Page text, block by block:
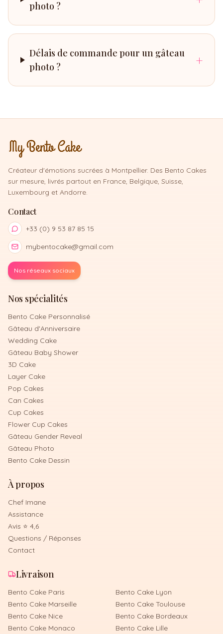
photo ?
Délais de commande pour un gâteau
photo ?
+
Créateur d'émotions sucrées à Montpellier. Des Bento Cakes
sur mesure, livrés partout en France, Belgique, Suisse,
Luxembourg et Andorre.
Contact
+33 (0) 9 53 87 85 15
mybentocake@gmail.com
Nos réseaux sociaux
Nos spécialités
Bento Cake Personnalisé
Gâteau d'Anniversaire
Wedding Cake
Gâteau Baby Shower
3D Cake
Layer Cake
Pop Cakes
Can Cakes
Cup Cakes
Flower Cup Cakes
Gâteau Gender Reveal
Gâteau Photo
Bento Cake Dessin
À propos
Chef Imane
Assistance
Avis ⭐ 4,6
Questions / Réponses
Contact
Livraison
Bento Cake Paris Bento Cake Lyon
Bento Cake Marseille Bento Cake Toulouse
Bento Cake Nice Bento Cake Bordeaux
Bento Cake Monaco Bento Cake Lille